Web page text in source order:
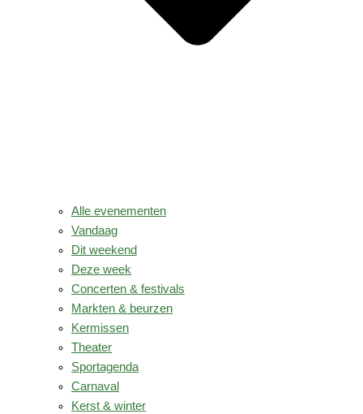
Alle evenementen
Vandaag
Dit weekend
Deze week
Concerten & festivals
Markten & beurzen
Kermissen
Theater
Sportagenda
Carnaval
Kerst & winter